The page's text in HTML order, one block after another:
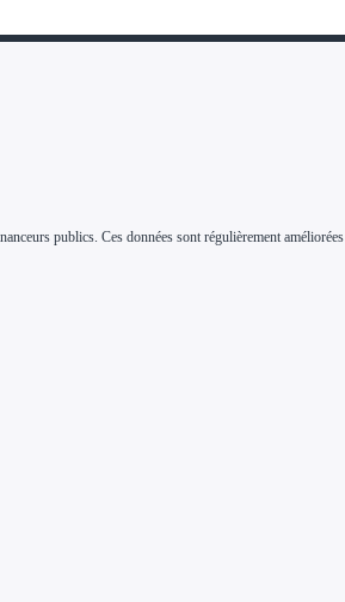
publics. Ces données sont régulièrement améliorées